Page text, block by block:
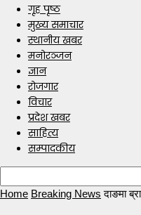
गृह पृष्ठ
मुख्य समाचार
स्थानीय खबर
मनोरञ्जन
ज्ञान
रोजगार
विचार
प्रदेश खबर
साहित्य
सम्पादकीय
Home Breaking News दाङमा